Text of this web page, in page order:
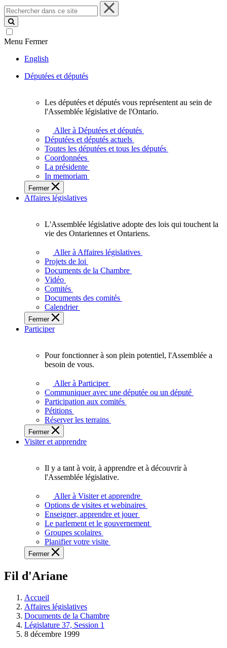
Rechercher
dans
ce
site
Menu Fermer
English
Députées et députés
députés
vous
représentent
sein
de
l'Assemblée
législative
l'Ontario.
Les députées et députés vous représentent au sein de
l'Assemblée législative de l'Ontario.
Aller à Députées et députés
Députées et députés actuels
Toutes les députées et tous les députés
Coordonnées
La présidente
In memoriam
Fermer
Affaires législatives
L'Assemblée
adopte
touchent
des
Ontariennes
et
L'Assemblée législative adopte des lois qui touchent la
vie des Ontariennes et Ontariens.
Aller à Affaires législatives
Projets de loi
Documents de la Chambre
Vidéo
Comités
Documents des comités
Calendrier
Fermer
Participer
plein
potentiel,
l'Assemblée
a
besoin
de
Pour fonctionner à son plein potentiel, l'Assemblée a
besoin de vous.
Aller à Participer
Communiquer avec une députée ou un député
Participation aux comités
Pétitions
Réserver les terrains
Fermer
Visiter et apprendre
voir,
apprendre
et
à
à
législative.
Il y a tant à voir, à apprendre et à découvrir à
l'Assemblée législative.
Aller à Visiter et apprendre
Options de visites et webinaires
Enseigner, apprendre et jouer
Le parlement et le gouvernement
Groupes scolaires
Planifier votre visite
Fermer
Fil d'Ariane
Accueil
Affaires législatives
Documents de la Chambre
Législature 37, Session 1
8 décembre 1999